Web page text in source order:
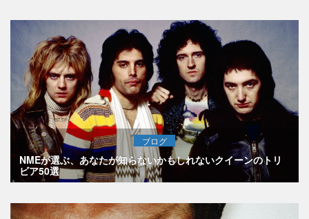
ブログ
NMEが選ぶ、あなたが知らないかもしれないクイーンのトリ
ビア50選